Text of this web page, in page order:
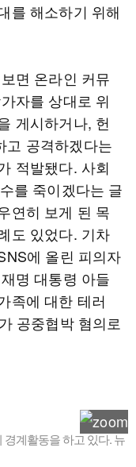
를 해소하기 위해
면 온라인 커뮤
자를 상대로 위
게시하거나, 헌
고 공격하겠다는
적발됐다. 사회
를 죽이겠다는 글
연히 보게 된 목
도 있었다. 기차
에 올린 피의자
명 대통령 아들
족에 대한 테러
공중협박 혐의로
계활동을 하고 있다. 뉴